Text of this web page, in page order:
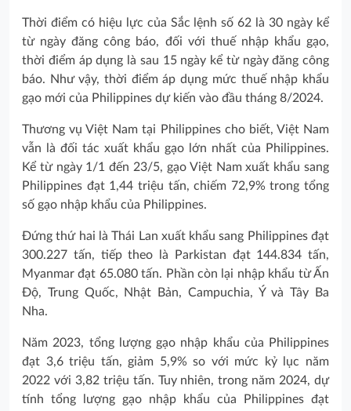
Thời điểm có hiệu lực của Sắc lệnh số 62 là 30 ngày kể
từ ngày đăng công báo, đối với thuế nhập khẩu gạo,
thời điểm áp dụng là sau 15 ngày kể từ ngày đăng công
báo. Như vậy, thời điểm áp dụng mức thuế nhập khẩu
gạo mới của Philippines dự kiến vào đầu tháng 8/2024.
Thương vụ Việt Nam tại Philippines cho biết, Việt Nam
vẫn là đối tác xuất khẩu gạo lớn nhất của Philippines.
Kể từ ngày 1/1 đến 23/5, gạo Việt Nam xuất khẩu sang
Philippines đạt 1,44 triệu tấn, chiếm 72,9% trong tổng
số gạo nhập khẩu của Philippines.
Đứng thứ hai là Thái Lan xuất khẩu sang Philippines đạt
300.227 tấn, tiếp theo là Parkistan đạt 144.834 tấn,
Myanmar đạt 65.080 tấn. Phần còn lại nhập khẩu từ Ấn
Độ, Trung Quốc, Nhật Bản, Campuchia, Ý và Tây Ba
Nha.
Năm 2023, tổng lượng gạo nhập khẩu của Philippines
đạt 3,6 triệu tấn, giảm 5,9% so với mức kỷ lục năm
2022 với 3,82 triệu tấn. Tuy nhiên, trong năm 2024, dự
tính tổng lượng gạo nhập khẩu của Philippines đạt